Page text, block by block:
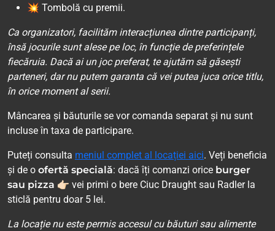
💥 Tombolă cu premii.
Ca organizatori, facilităm interacțiunea dintre participanți,
însă jocurile sunt alese pe loc, în funcție de preferințele
fiecăruia. Dacă ai un joc preferat, te ajutăm să găsești
parteneri, dar nu putem garanta că vei putea juca orice titlu,
în orice moment al serii.
Mâncarea și băuturile se vor comanda separat și nu sunt
incluse în taxa de participare.
Puteți consulta meniul complet al locației aici. Veți beneficia
și de o ofertă specială: dacă îți comanzi orice burger
sau pizza 👉🏻 vei primi o bere Ciuc Draught sau Radler la
sticlă pentru doar 5 lei.
La locație nu este permis accesul cu băuturi sau alimente